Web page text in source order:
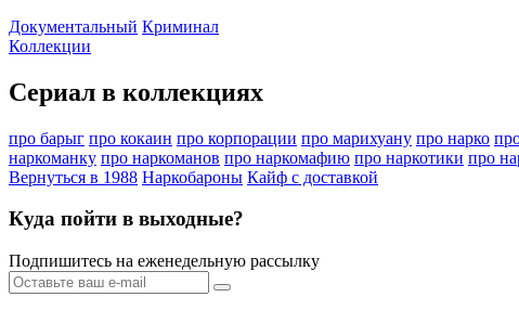
Документальный Криминал
Коллекции
Сериал в коллекциях
про барыг про кокаин про корпорации про марихуану про нарко
наркоманку про наркоманов про наркомафию про наркотики про
Вернуться в 1988 Наркобароны Кайф с доставкой
Куда пойти в выходные?
Подпишитесь на еженедельную рассылку